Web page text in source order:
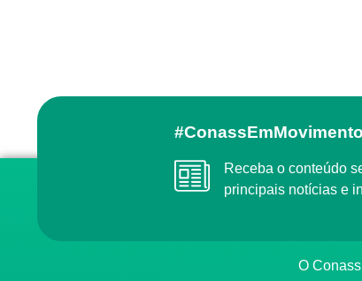
#ConassEmMovimento
Receba o conteúdo semanal do Conass com as
principais notícias e
O